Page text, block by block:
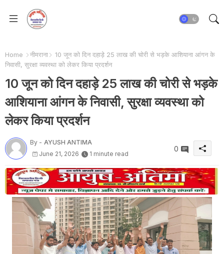
Home नीमराना
10 जून को दिन दहाड़े 25 लाख की चोरी से भड़के आशियाना आंगन के
निवासी, सुरक्षा व्यवस्था को लेकर किया प्रदर्शन
10 जून को दिन दहाड़े 25 लाख की चोरी से भड़के
आशियाना आंगन के निवासी, सुरक्षा व्यवस्था को
लेकर किया प्रदर्शन
By - AYUSH ANTIMA
June 21, 2026
1 minute read
0